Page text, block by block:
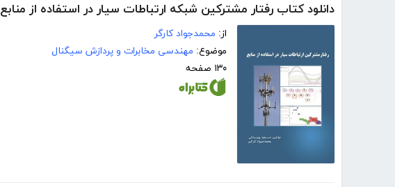
دانلود کتاب رفتار مشترکین شبکه ارتباطات سیار در استفاده از منابع
از: محمدجواد کارگر
موضوع: مهندسی مخابرات و پردازش سیگنال
۱۳۰ صفحه